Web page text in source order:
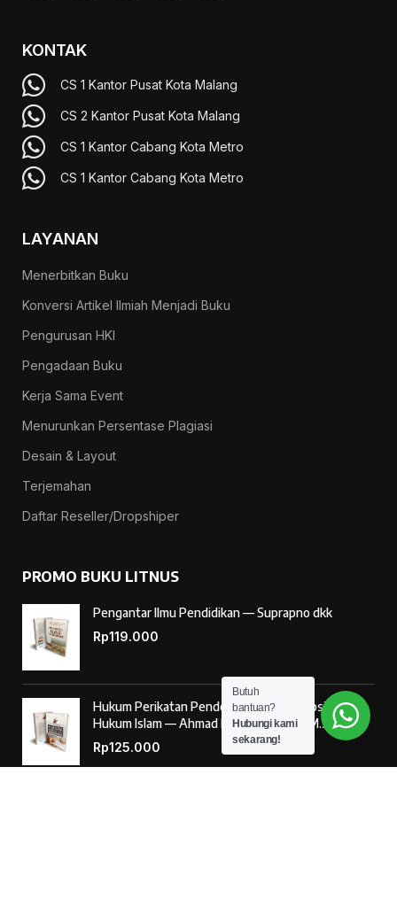
KONTAK
CS 1 Kantor Pusat Kota Malang
CS 2 Kantor Pusat Kota Malang
CS 1 Kantor Cabang Kota Metro
CS 1 Kantor Cabang Kota Metro
LAYANAN
Menerbitkan Buku
Konversi Artikel Ilmiah Menjadi Buku
Pengurusan HKI
Pengadaan Buku
Kerja Sama Event
Menurunkan Persentase Plagiasi
Desain & Layout
Terjemahan
Daftar Reseller/Dropshiper
PROMO BUKU LITNUS
Pengantar Ilmu Pendidikan — Suprapno dkk
Rp119.000
Hukum Perikatan Pendekatan Hukum Positif dan
Hukum Islam — Ahmad Musadad, S.H.I., M.S.I.
Rp125.000
Butuh
bantuan?
Hubungi kami
sekarang!